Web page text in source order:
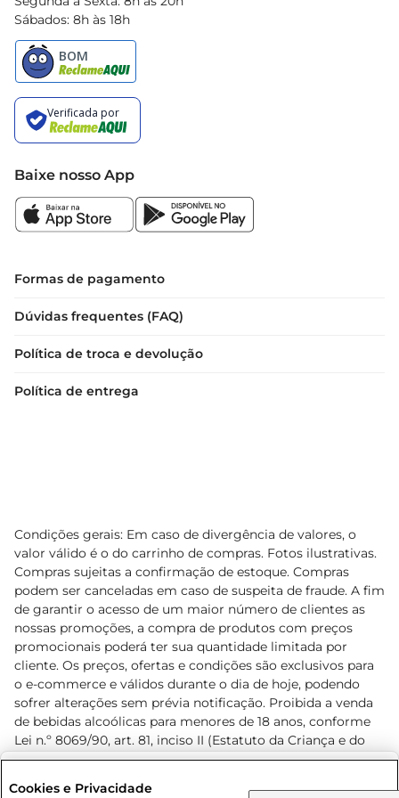
Sábados: 8h às 18h
Baixe nosso App
Formas de pagamento
Dúvidas frequentes (FAQ)
Política de troca e devolução
Política de entrega
Condições gerais: Em caso de divergência de valores, o
valor válido é o do carrinho de compras. Fotos ilustrativas.
Compras sujeitas a confirmação de estoque. Compras
podem ser canceladas em caso de suspeita de fraude. A fim
de garantir o acesso de um maior número de clientes as
nossas promoções, a compra de produtos com preços
promocionais poderá ter sua quantidade limitada por
cliente. Os preços, ofertas e condições são exclusivos para
o e-commerce e válidos durante o dia de hoje, podendo
sofrer alterações sem prévia notificação. Proibida a venda
de bebidas alcoólicas para menores de 18 anos, conforme
Lei n.º 8069/90, art. 81, inciso II (Estatuto da Criança e do
Adolescente). Preços e condições exclusivos para o
Cookies e Privacidade